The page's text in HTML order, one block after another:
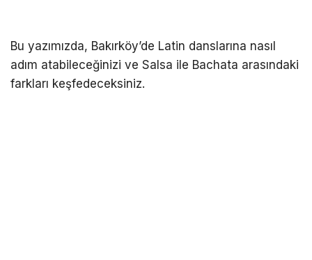
Bu yazımızda, Bakırköy’de Latin danslarına nasıl
adım atabileceğinizi ve Salsa ile Bachata arasındaki
farkları keşfedeceksiniz.